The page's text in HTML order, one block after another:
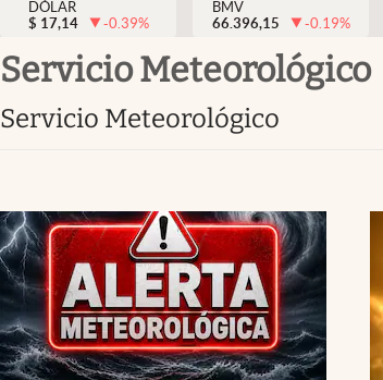
Vida y estilo
Clima
Espiritualidad
abre en nueva pestaña
DÓLAR
$ 17,14 -0.39%
BMV
66.396,15
-0.19%
Servicio Meteorológico
Servicio Meteorológico